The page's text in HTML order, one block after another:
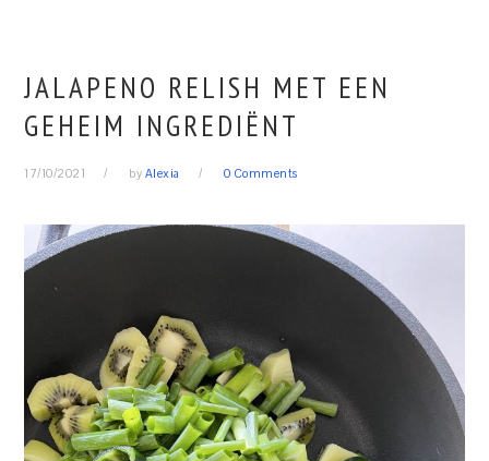
JALAPENO RELISH MET EEN
GEHEIM INGREDIËNT
17/10/2021 by Alexia 0 Comments